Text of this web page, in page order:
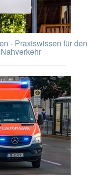
- Praxiswissen für den